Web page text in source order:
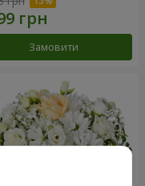
Замовити